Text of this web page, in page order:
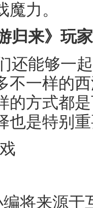
力。
归来》玩
还能够一
不一样的
的方式都
也是特别
将来源